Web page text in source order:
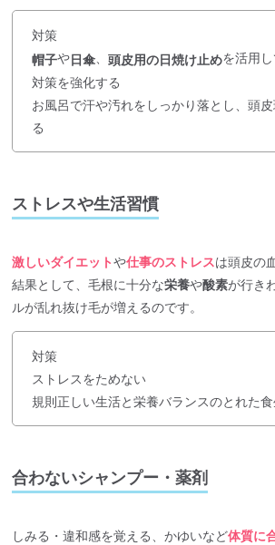
対策
帽子や日傘 、頭皮用の日焼け止めを活用
対策を強化する
お風呂で汗や汚れをしっかり落とし、頭
る
ストレスや生活習慣
激しいダイエットや仕事のストレスは頭皮の
結果として、毛根に十分な栄養や酸素が行き
ルが乱れ抜け毛が増えるのです。
対策
ストレスをためない
規則正しい生活と栄養バランスのとれた
合わないシャンプー・薬剤
しみる・違和感を覚える、かゆいなど体質に